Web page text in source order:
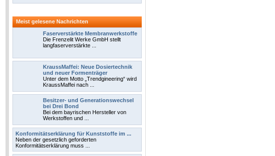
Meist gelesene Nachrichten
Faserverstärkte Membranwerkstoffe
Die Frenzelit Werke GmbH stellt
langfaserverstärkte ...
KraussMaffei: Neue Dosiertechnik
und neuer Formenträger
Unter dem Motto „Trendgineering“ wird
KraussMaffei nach ...
Besitzer- und Generationswechsel
bei Drei Bond
Bei dem bayrischen Hersteller von
Werkstoffen und ...
Konformitätserklärung für Kunststoffe im ...
Neben der gesetzlich geforderten
Konformitätserklärung muss ...